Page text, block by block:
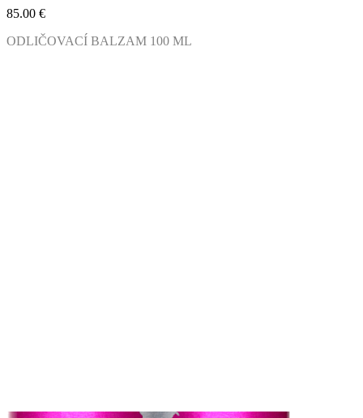
85.00 €
ODLIČOVACÍ BALZAM 100 ML